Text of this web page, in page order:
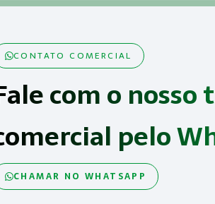
CONTATO COMERCIAL
com o nosso
pelo
CHAMAR NO WHATSAPP